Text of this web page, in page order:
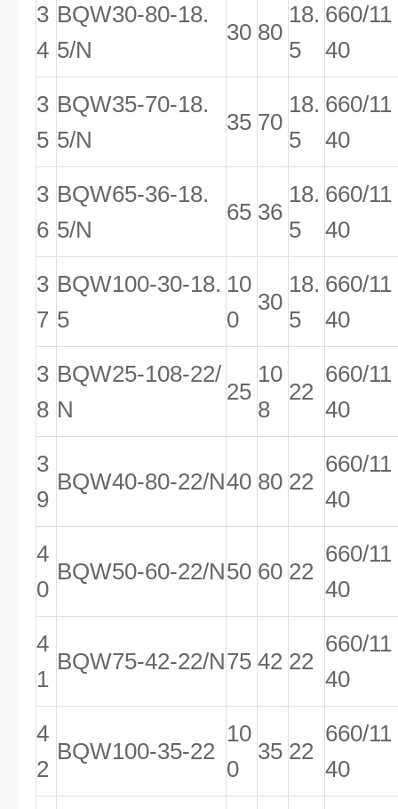
3
4
BQW30-80-18.
5/N
30 80
18.
5
660/11
40
3
5
BQW35-70-18.
5/N
35 70
18.
5
660/11
40
3
6
BQW65-36-18.
5/N
65 36
18.
5
660/11
40
3
7
BQW100-30-18.
5
10
0
30
18.
5
660/11
40
3
8
BQW25-108-22/
N
25
10
8
22
660/11
40
3
9
BQW40-80-22/N40 80 22
660/11
40
4
0
BQW50-60-22/N50 60 22
660/11
40
4
1
BQW75-42-22/N75 42 22
660/11
40
4
2
BQW100-35-22
10
0
35 22
660/11
40